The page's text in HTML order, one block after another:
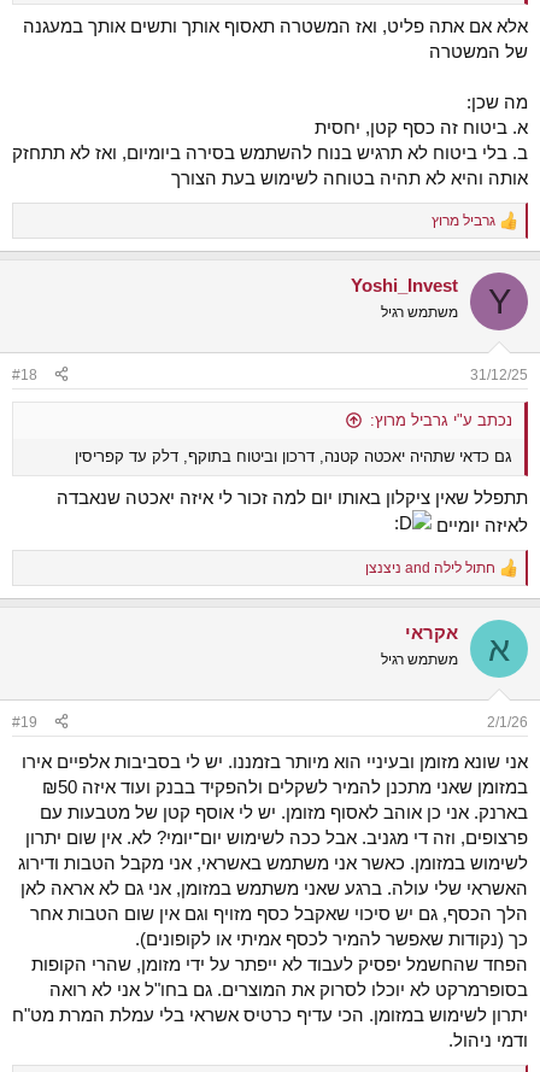
אלא אם אתה פליט, ואז המשטרה תאסוף אותך ותשים אותך במעגנה
של המשטרה
מה שכן:
א. ביטוח זה כסף קטן, יחסית
ב. בלי ביטוח לא תרגיש בנוח להשתמש בסירה ביומיום, ואז לא תתחזק
אותה והיא לא תהיה בטוחה לשימוש בעת הצורך
R
e
c
i
s
:
גרביל מרוץ
Y
Yoshi_Invest
משתמש רגיל
31/12/25
#18
נכתב ע"י גרביל מרוץ:
גם כדאי שתהיה יאכטה קטנה, דרכון וביטוח בתוקף, דלק עד קפריסין
תתפלל שאין ציקלון באותו יום למה זכור לי איזה יאכטה שנאבדה
לאיזה יומיים
R
e
c
i
s
חתול לילה ניצנצן
א אקראי
משתמש רגיל
2/1/26
#19
אני שונא מזומן ובעיניי הוא מיותר בזמננו. יש לי בסביבות אלפיים אירו
במזומן שאני מתכנן להמיר לשקלים ולהפקיד בבנק ועוד איזה ₪50
בארנק. אני כן אוהב לאסוף מזומן. יש לי אוסף קטן של מטבעות עם
פרצופים, וזה די מגניב. אבל ככה לשימוש יום־יומי? לא. אין שום יתרון
לשימוש במזומן. כאשר אני משתמש באשראי, אני מקבל הטבות ודירוג
האשראי שלי עולה. ברגע שאני משתמש במזומן, אני גם לא אראה לאן
הלך הכסף, גם יש סיכוי שאקבל כסף מזויף וגם אין שום הטבות אחר
כך (נקודות שאפשר להמיר לכסף אמיתי או לקופונים).
הפחד שהחשמל יפסיק לעבוד לא ייפתר על ידי מזומן, שהרי הקופות
בסופרמרקט לא יוכלו לסרוק את המוצרים. גם בחו"ל אני לא רואה
יתרון לשימוש במזומן. הכי עדיף כרטיס אשראי בלי עמלת המרת מט"ח
ודמי ניהול.